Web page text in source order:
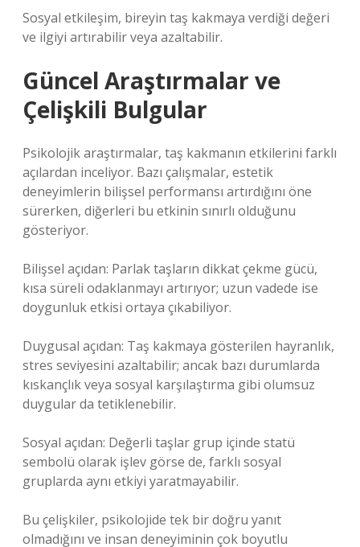
Sosyal etkileşim, bireyin taş kakmaya verdiği değeri
ve ilgiyi artırabilir veya azaltabilir.
Güncel Araştırmalar ve
Çelişkili Bulgular
Psikolojik araştırmalar, taş kakmanın etkilerini farklı
açılardan inceliyor. Bazı çalışmalar, estetik
deneyimlerin bilişsel performansı artırdığını öne
sürerken, diğerleri bu etkinin sınırlı olduğunu
gösteriyor.
Bilişsel açıdan: Parlak taşların dikkat çekme gücü,
kısa süreli odaklanmayı artırıyor; uzun vadede ise
doygunluk etkisi ortaya çıkabiliyor.
Duygusal açıdan: Taş kakmaya gösterilen hayranlık,
stres seviyesini azaltabilir; ancak bazı durumlarda
kıskançlık veya sosyal karşılaştırma gibi olumsuz
duygular da tetiklenebilir.
Sosyal açıdan: Değerli taşlar grup içinde statü
sembolü olarak işlev görse de, farklı sosyal
gruplarda aynı etkiyi yaratmayabilir.
Bu çelişkiler, psikolojide tek bir doğru yanıt
olmadığını ve insan deneyiminin çok boyutlu